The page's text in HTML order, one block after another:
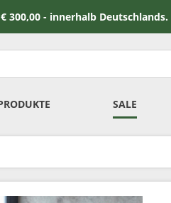
- innerhalb Deutschlands.
SALE